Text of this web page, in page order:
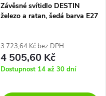
Závěsné svítidlo DESTIN
železo a ratan, šedá barva E27
3 723,64 Kč bez DPH
4 505,60 Kč
Dostupnost 14 až 30 dní